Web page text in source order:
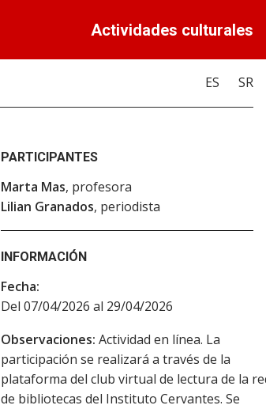
Actividades culturales
ES SR
PARTICIPANTES
Marta Mas, profesora
Lilian Granados, periodista
INFORMACIÓN
Fecha:
Del 07/04/2026 al 29/04/2026
Observaciones: Actividad en línea. La
participación se realizará a través de la
plataforma del club virtual de lectura de la
de bibliotecas del Instituto Cervantes. Se